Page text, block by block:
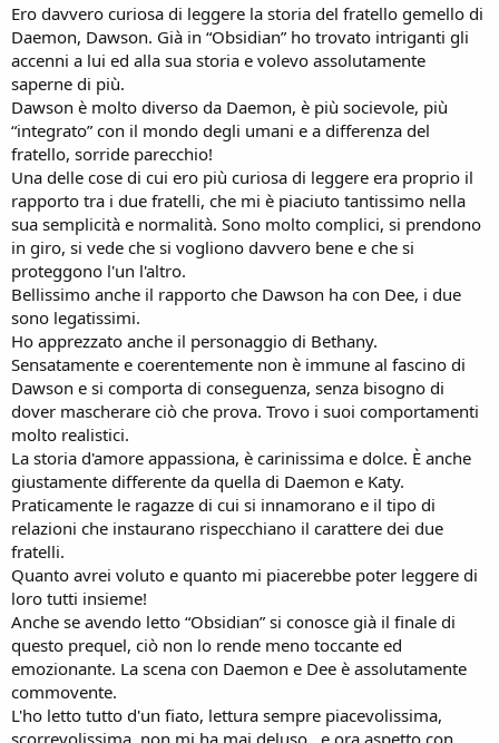
Ero davvero curiosa di leggere la storia del fratello gemello di
Daemon, Dawson. Già in “Obsidian” ho trovato intriganti gli
accenni a lui ed alla sua storia e volevo assolutamente
saperne di più.
Dawson è molto diverso da Daemon, è più socievole, più
“integrato” con il mondo degli umani e a differenza del
fratello, sorride parecchio!
Una delle cose di cui ero più curiosa di leggere era proprio il
rapporto tra i due fratelli, che mi è piaciuto tantissimo nella
sua semplicità e normalità. Sono molto complici, si prendono
in giro, si vede che si vogliono davvero bene e che si
proteggono l'un l'altro.
Bellissimo anche il rapporto che Dawson ha con Dee, i due
sono legatissimi.
Ho apprezzato anche il personaggio di Bethany.
Sensatamente e coerentemente non è immune al fascino di
Dawson e si comporta di conseguenza, senza bisogno di
dover mascherare ciò che prova. Trovo i suoi comportamenti
molto realistici.
La storia d'amore appassiona, è carinissima e dolce. È anche
giustamente differente da quella di Daemon e Katy.
Praticamente le ragazze di cui si innamorano e il tipo di
relazioni che instaurano rispecchiano il carattere dei due
fratelli.
Quanto avrei voluto e quanto mi piacerebbe poter leggere di
loro tutti insieme!
Anche se avendo letto “Obsidian” si conosce già il finale di
questo prequel, ciò non lo rende meno toccante ed
emozionante. La scena con Daemon e Dee è assolutamente
commovente.
L'ho letto tutto d'un fiato, lettura sempre piacevolissima,
scorrevolissima, non mi ha mai deluso...e ora aspetto con